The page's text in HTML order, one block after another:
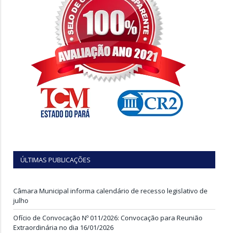
ÚLTIMAS PUBLICAÇÕES
Câmara Municipal informa calendário de recesso legislativo de
julho
Ofício de Convocação Nº 011/2026: Convocação para Reunião
Extraordinária no dia 16/01/2026